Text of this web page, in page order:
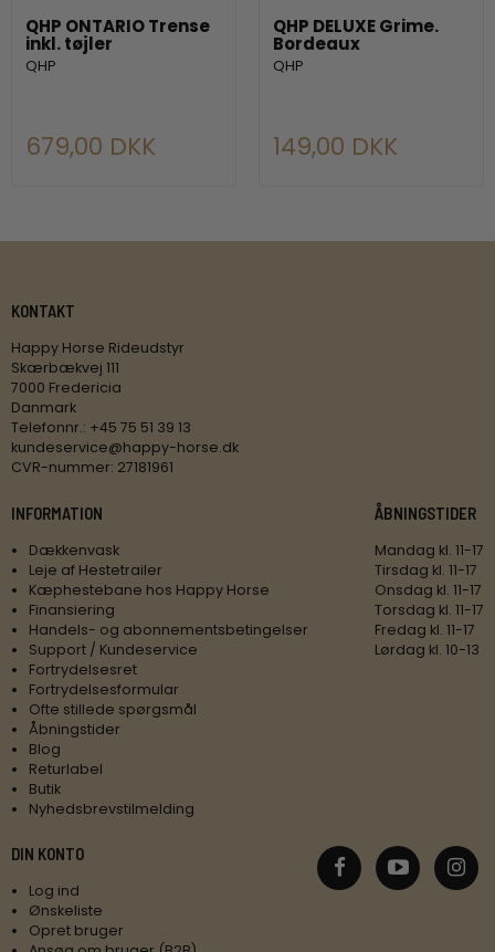
QHP ONTARIO Trense
inkl. tøjler
QHP
679,00 DKK
QHP DELUXE Grime.
Bordeaux
QHP
149,00 DKK
KONTAKT
Happy Horse Rideudstyr
Skærbækvej 111
7000 Fredericia
Danmark
Telefonnr.: +45 75 51 39 13
kundeservice@happy-horse.dk
CVR-nummer: 27181961
INFORMATION
Dækkenvask
Leje af Hestetrailer
Kæphestebane hos Happy Horse
Finansiering
Handels- og abonnementsbetingelser
Support / Kundeservice
Fortrydelsesret
Fortrydelsesformular
Ofte stillede spørgsmål
Åbningstider
Blog
Returlabel
Butik
Nyhedsbrevstilmelding
ÅBNINGSTIDER
Mandag kl. 11-17
Tirsdag kl. 11-17
Onsdag kl. 11-17
Torsdag kl. 11-17
Fredag kl. 11-17
Lørdag kl. 10-13
DIN KONTO
Log ind
Ønskeliste
Opret bruger